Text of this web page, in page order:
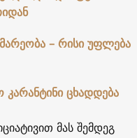
– რისი უფლება
ცხადდება
მას შემდეგ